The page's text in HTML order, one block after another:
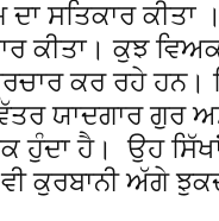
ਸਤਿਕਾਰ
ਕੀਤਾ। ਕੁਝ
ਕਰ ਰਹੇ ਹਨ।
ਯਾਦਗਾਰ ਗੁਰ
ਹੁੰਦਾ ਹੈ। ਉਹ
ਕੁਰਬਾਨੀ ਅੱਗੇ